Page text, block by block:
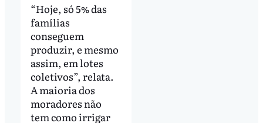
“Hoje, só 5% das
famílias
conseguem
produzir, e mesmo
assim, em lotes
coletivos”, relata.
A maioria dos
moradores não
tem como irrigar